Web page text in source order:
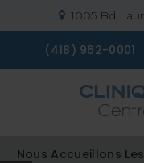
1005 Bd
(418) 962-0001
Nous Accueillons